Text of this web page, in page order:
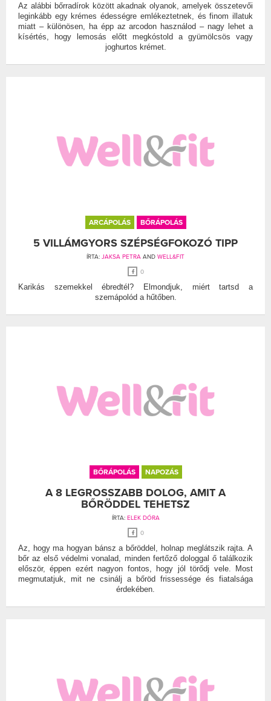
Az alábbi bőrradírok között akadnak olyanok, amelyek összetevői
leginkább egy krémes édességre emlékeztetnek, és finom illatuk
miatt – különösen, ha épp az arcodon használod – nagy lehet a
kísértés, hogy lemosás előtt megkóstold a gyümölcsös vagy
joghurtos krémet.
ARCÁPOLÁS BŐRÁPOLÁS
5 VILLÁMGYORS SZÉPSÉGFOKOZÓ TIPP
ÍRTA: JAKSA PETRA AND WELL&FIT
0
Karikás szemekkel ébredtél? Elmondjuk, miért tartsd a
szemápolód a hűtőben.
BŐRÁPOLÁS NAPOZÁS
A 8 LEGROSSZABB DOLOG, AMIT A
BŐRÖDDEL TEHETSZ
ÍRTA: ELEK DÓRA
0
Az, hogy ma hogyan bánsz a bőröddel, holnap meglátszik rajta. A
bőr az első védelmi vonalad, minden fertőző dologgal ő találkozik
először, éppen ezért nagyon fontos, hogy jól törődj vele. Most
megmutatjuk, mit ne csinálj a bőröd frissessége és fiatalsága
érdekében.